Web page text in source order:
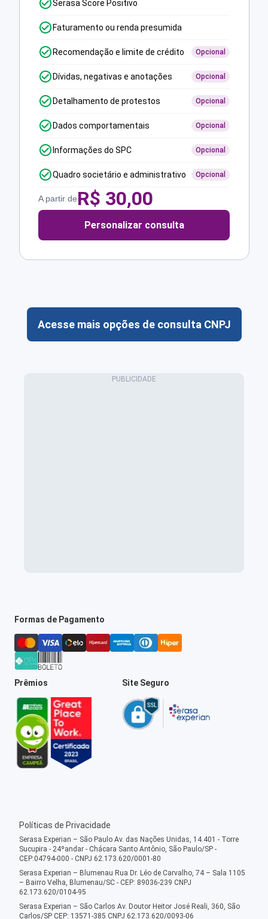
Serasa Score Positivo
Faturamento ou renda presumida
Recomendação e limite de crédito Opcional
Dívidas, negativas e anotações Opcional
Detalhamento de protestos Opcional
Dados comportamentais Opcional
Informações do SPC Opcional
Quadro societário e administrativo Opcional
A partir deR$ 30,00
Personalizar consulta
Acesse mais opções de consulta CNPJ
Formas de Pagamento
Prêmios Site Seguro
Políticas de Privacidade
Serasa Experian – São Paulo Av. das Nações Unidas, 14.401 - Torre
Sucupira - 24ºandar - Chácara Santo Antônio, São Paulo/SP -
CEP:04794-000 - CNPJ 62.173.620/0001-80
Serasa Experian – Blumenau Rua Dr. Léo de Carvalho, 74 – Sala 1105
– Bairro Velha, Blumenau/SC - CEP: 89036-239 CNPJ
62.173.620/0104-95
Serasa Experian – São Carlos Av. Doutor Heitor José Reali, 360, São
Carlos/SP CEP: 13571-385 CNPJ 62.173.620/0093-06